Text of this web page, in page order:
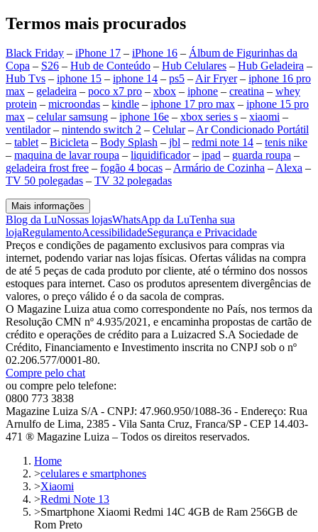
Termos mais procurados
Black Friday – iPhone 17 – iPhone 16 – Álbum de Figurinhas da
Copa – S26 – Hub de Conteúdo – Hub Celulares – Hub Geladeira –
Hub Tvs – iphone 15 – iphone 14 – ps5 –Air Fryer– iphone 16 pro
max – geladeira – poco x7 pro – xbox – iphone – creatina – whey
protein – microondas – kindle – iphone 17 pro max – iphone 15 pro
max – celular samsung – iphone 16e – xbox series s – xiaomi –
ventilador– nintendo switch 2 – Celular–Ar Condicionado Portátil
– tablet– Bicicleta – Body Splash – jbl – redmi note 14 – tenis nike
– maquina de lavar roupa – liquidificador– ipad – guarda roupa –
geladeira frost free – fogão 4 bocas –Armário de Cozinha –Alexa –
TV 50 polegadas – TV 32 polegadas
Mais informações
Blog da LuNossas lojasWhatsApp da LuTenha sua
lojaRegulamentoAcessibilidadeSegurança e Privacidade
Preços e condições de pagamento exclusivos para compras via
internet, podendo variar nas lojas físicas. Ofertas válidas na compra
de até 5 peças de cada produto por cliente, até o término dos nossos
estoques para internet. Caso os produtos apresentem divergências de
valores, o preço válido é o da sacola de compras.
O Magazine Luiza atua como correspondente no País, nos termos da
Resolução CMN nº 4.935/2021, e encaminha propostas de cartão de
crédito e operações de crédito para a Luizacred S.A Sociedade de
Crédito, Financiamento e Investimento inscrita no CNPJ sob o nº
02.206.577/0001-80.
Compre pelo chat
ou compre pelo telefone:
0800 773 3838
Magazine Luiza S/A - CNPJ: 47.960.950/1088-36 - Endereço: Rua
Arnulfo de Lima, 2385 - Vila Santa Cruz, Franca/SP - CEP 14.403-
471 ® Magazine Luiza – Todos os direitos reservados.
Home
>celulares e smartphones
>Xiaomi
>Redmi Note 13
>Smartphone Xiaomi Redmi 14C 4GB de Ram 256GB de
Rom Preto